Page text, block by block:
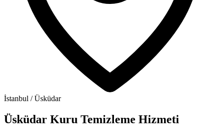
İstanbul / Üsküdar
Üsküdar Kuru Temizleme Hizmeti